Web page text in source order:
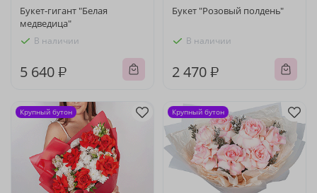
Букет-гигант "Белая
медведица"
В наличии
5 640 ₽
Букет "Розовый полдень"
В наличии
2 470 ₽
Крупный бутон Крупный бутон